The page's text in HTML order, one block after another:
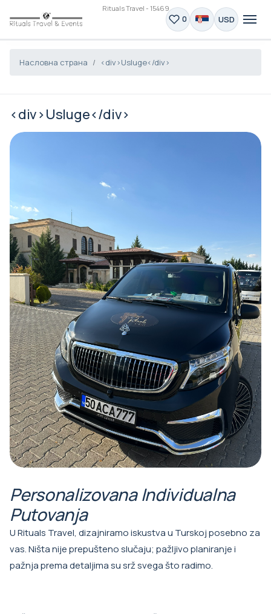
Rituals Travel - 15469
0 USD
Насловна страна <div>Usluge</div>
<div>Usluge</div>
Personalizovana Individualna
Putovanja
U Rituals Travel, dizajniramo iskustva u Turskoj posebno za
vas. Ništa nije prepušteno slučaju; pažljivo planiranje i
pažnja prema detaljima su srž svega što radimo.